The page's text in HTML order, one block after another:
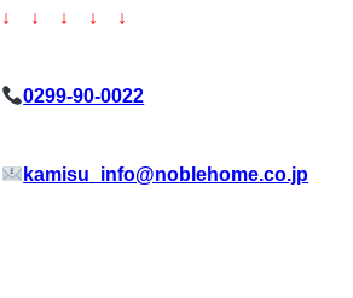
↓ ↓ ↓ ↓ ↓
0299-90-0022
kamisu_info@noblehome.co.jp